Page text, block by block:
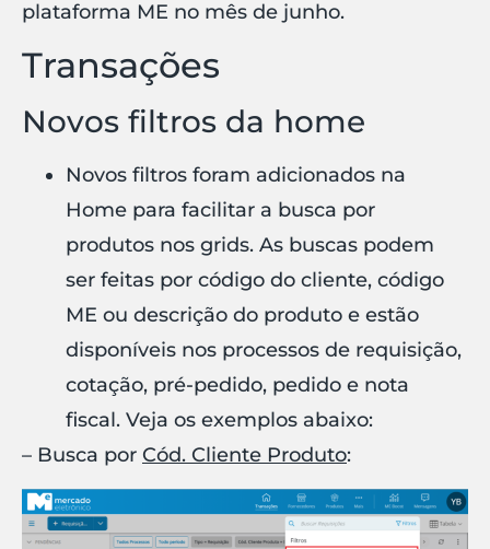
plataforma ME no mês de junho.
Transações
Novos filtros da home
Novos filtros foram adicionados na
Home para facilitar a busca por
produtos nos grids. As buscas podem
ser feitas por código do cliente, código
ME ou descrição do produto e estão
disponíveis nos processos de requisição,
cotação, pré-pedido, pedido e nota
fiscal. Veja os exemplos abaixo:
– Busca por Cód. Cliente Produto: